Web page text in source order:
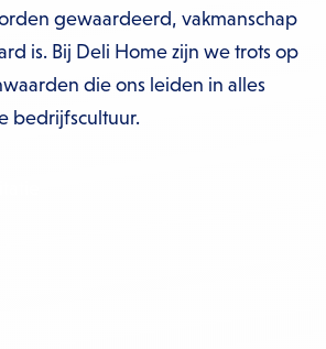
gewaardeerd, vakmanschap
is. Bij Deli Home zijn we trots op
die ons leiden in alles
bedrijfscultuur.​